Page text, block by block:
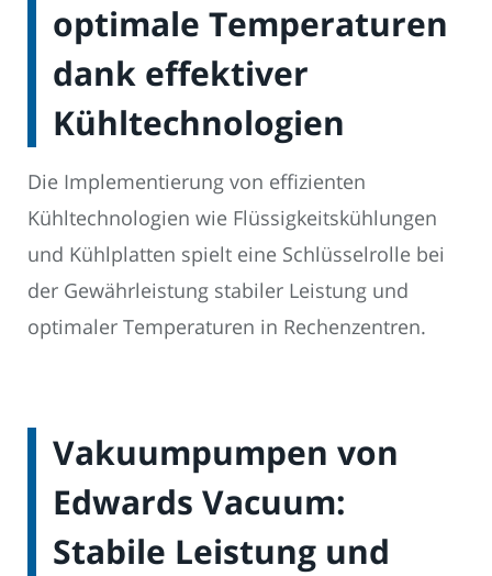
optimale Temperaturen
dank effektiver
Kühltechnologien
Die Implementierung von effizienten
Kühltechnologien wie Flüssigkeitskühlungen
und Kühlplatten spielt eine Schlüsselrolle bei
der Gewährleistung stabiler Leistung und
optimaler Temperaturen in Rechenzentren.
Vakuumpumpen von
Edwards Vacuum:
Stabile Leistung und